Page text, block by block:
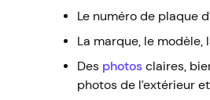
Le numéro de plaque
La marque, le
Des photos claires,
photos de l’extérieur